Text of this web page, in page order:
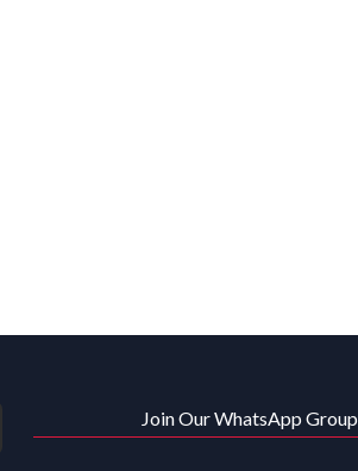
Join Our WhatsApp Group